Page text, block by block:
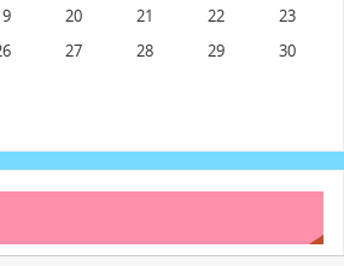
20 21 22
23
27 28 29
30